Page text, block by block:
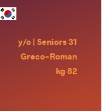
31 y/o | Seniors
Greco-Roman
82 kg